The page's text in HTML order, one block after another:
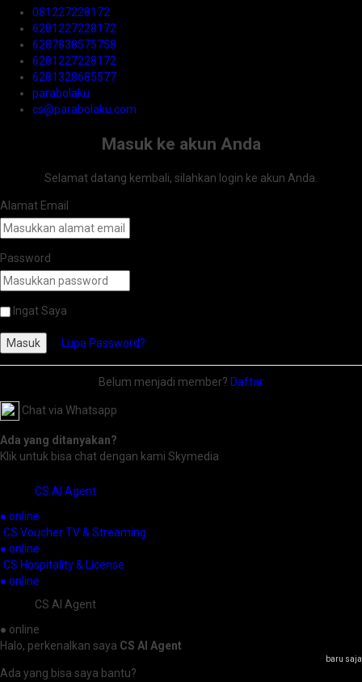
081227228172
6281227228172
6287838575758
6281227228172
6281328685577
parabolaku
cs@parabolaku.com
Masuk ke akun Anda
Selamat datang kembali, silahkan login ke akun Anda.
Alamat Email
Password
Ingat Saya
Masuk Lupa Password?
Belum menjadi member? Daftar
Chat via Whatsapp
Ada yang ditanyakan?
Klik untuk bisa chat dengan kami Skymedia
CS AI Agent
● online
CS Voucher TV & Streaming
● online
CS Hospitality & License
● online
CS AI Agent
● online
Halo, perkenalkan saya CS AI Agent
baru saja
Ada yang bisa saya bantu?